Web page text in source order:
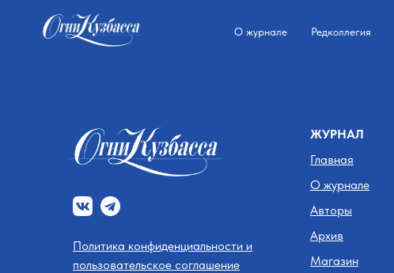
О журнале Редколлегия
ЖУРНАЛ
Главная
О журнале
Авторы
Архив
Магазин
Политика конфиденциальности и
пользовательское соглашение